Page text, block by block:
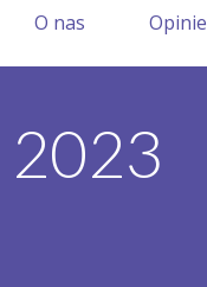
O nas Opinie
2023